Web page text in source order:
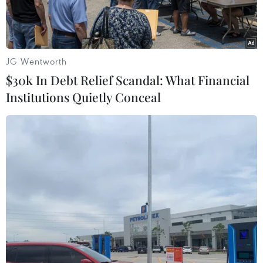
Theo báo chí khu vực Trung Đông, hơn 5.000
dân thường đã rời bỏ nhà cửa đi lánh nạn kể từ
khi Lực lượng Dân chủ Syria (SDF) do Mỹ hậu
thuẫn phát động chiến dịch tấn công vào Raqqa,
JG Wentworth
$30k In Debt Relief Scandal: What Financial
Institutions Quietly Conceal